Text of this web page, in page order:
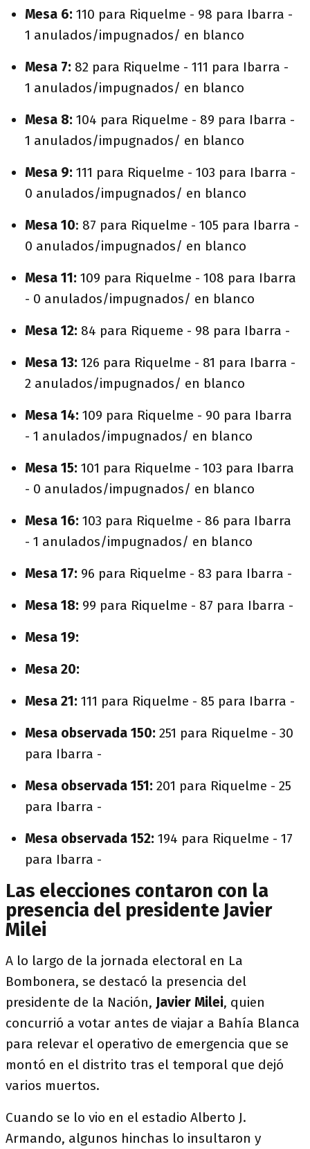
Mesa 6: 110 para Riquelme - 98 para Ibarra -
1 anulados/impugnados/ en blanco
Mesa 7: 82 para Riquelme - 111 para Ibarra -
1 anulados/impugnados/ en blanco
Mesa 8: 104 para Riquelme - 89 para Ibarra -
1 anulados/impugnados/ en blanco
Mesa 9: 111 para Riquelme - 103 para Ibarra -
0 anulados/impugnados/ en blanco
Mesa 10: 87 para Riquelme - 105 para Ibarra -
0 anulados/impugnados/ en blanco
Mesa 11: 109 para Riquelme - 108 para Ibarra
- 0 anulados/impugnados/ en blanco
Mesa 12: 84 para Riqueme - 98 para Ibarra -
Mesa 13: 126 para Riquelme - 81 para Ibarra -
2 anulados/impugnados/ en blanco
Mesa 14: 109 para Riquelme - 90 para Ibarra
- 1 anulados/impugnados/ en blanco
Mesa 15: 101 para Riquelme - 103 para Ibarra
- 0 anulados/impugnados/ en blanco
Mesa 16: 103 para Riquelme - 86 para Ibarra
- 1 anulados/impugnados/ en blanco
Mesa 17: 96 para Riquelme - 83 para Ibarra -
Mesa 18: 99 para Riquelme - 87 para Ibarra -
Mesa 19:
Mesa 20:
Mesa 21: 111 para Riquelme - 85 para Ibarra -
Mesa observada 150: 251 para Riquelme - 30
para Ibarra -
Mesa observada 151: 201 para Riquelme - 25
para Ibarra -
Mesa observada 152: 194 para Riquelme - 17
para Ibarra -
Las elecciones contaron con la
presencia del presidente Javier
Milei
A lo largo de la jornada electoral en La
Bombonera, se destacó la presencia del
presidente de la Nación, Javier Milei, quien
concurrió a votar antes de viajar a Bahía Blanca
para relevar el operativo de emergencia que se
montó en el distrito tras el temporal que dejó
varios muertos.
Cuando se lo vio en el estadio Alberto J.
Armando, algunos hinchas lo insultaron y